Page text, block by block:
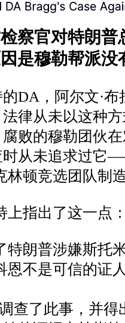
察官对特朗普
是穆勒帮派没
DA ，阿尔文·布
律从未以这种
败的穆勒团伙
从未追求过它
林顿竞选团队制
上指出了这一点
特朗普涉嫌斯托
恩不是可信的证
查了此事，并得